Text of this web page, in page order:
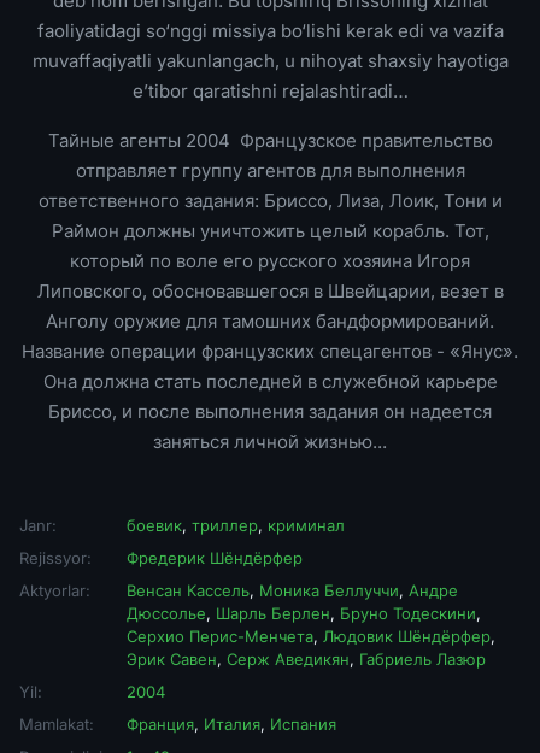
faoliyatidagi so‘nggi missiya bo‘lishi kerak edi va vazifa
muvaffaqiyatli yakunlangach, u nihoyat shaxsiy hayotiga
e’tibor qaratishni rejalashtiradi…
Тайные агенты 2004 Французское правительство
отправляет группу агентов для выполнения
ответственного задания: Бриссо, Лиза, Лоик, Тони и
Раймон должны уничтожить целый корабль. Тот,
который по воле его русского хозяина Игоря
Липовского, обосновавшегося в Швейцарии, везет в
Анголу оружие для тамошних бандформирований.
Название операции французских спецагентов - «Янус».
Она должна стать последней в служебной карьере
Бриссо, и после выполнения задания он надеется
заняться личной жизнью...
Janr: боевик, триллер, криминал
Rejissyor:
Фредерик Шёндёрфер
Aktyorlar:
Венсан Кассель, Моника Беллуччи, Андре
Дюссолье, Шарль Берлен, Бруно Тодескини,
Серхио Перис-Менчета, Людовик Шёндёрфер,
Эрик Савен, Серж Аведикян, Габриель Лазюр
Yil:
2004
Mamlakat:
Франция, Италия, Испания